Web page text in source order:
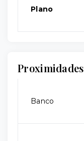
Plano
Proximidades
Banco